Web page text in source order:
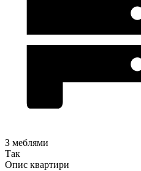
З меблями
Так
Опис квартири